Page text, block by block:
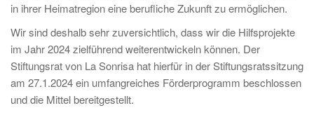
in ihrer Heimatregion eine berufliche Zukunft zu ermöglichen.
Wir sind deshalb sehr zuversichtlich, dass wir die Hilfsprojekte
im Jahr 2024 zielführend weiterentwickeln können. Der
Stiftungsrat von La Sonrisa hat hierfür in der Stiftungsratssitzung
am 27.1.2024 ein umfangreiches Förderprogramm beschlossen
und die Mittel bereitgestellt.